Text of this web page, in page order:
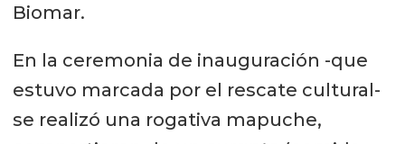
Biomar.
En la ceremonia de inauguración -que
estuvo marcada por el rescate cultural-
se realizó una rogativa mapuche,